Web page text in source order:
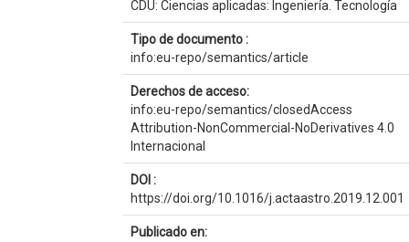
CDU: Ciencias aplicadas: Ingeniería. Tecnología
Tipo de documento :
info:eu-repo/semantics/article
Derechos de acceso:
info:eu-repo/semantics/closedAccess
Attribution-NonCommercial-NoDerivatives 4.0
Internacional
DOI :
https://doi.org/10.1016/j.actaastro.2019.12.001
Publicado en: